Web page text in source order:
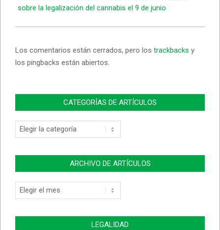
sobre la legalización del cannabis el 9 de junio
Los comentarios están cerrados, pero los trackbacks y
los pingbacks están abiertos.
CATEGORÍAS DE ARTÍCULOS
ARCHIVO DE ARTÍCULOS
LEGALIDAD